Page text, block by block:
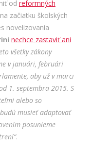
od reformných
začiatku školských
novelizovania
nechce zastaviť ani
všetky zákony
v januári, februári
aby už v marci
1. septembra 2015. S
alebo so
musieť adaptovať
posunieme
.